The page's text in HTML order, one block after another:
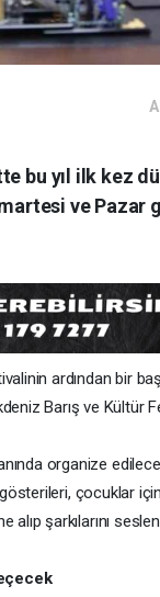
bu yıl ilk kez
ve Pazar
ardından bir
Barış ve Kültür
organize
çocuklar
şarkılarını